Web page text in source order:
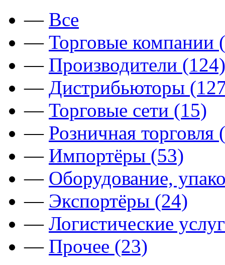
— Все
— Торговые компании
— Производители (124)
— Дистрибьюторы
— Торговые сети (15)
— Розничная торговля
— Импортёры (53)
— Оборудование,
— Экспортёры (24)
— Логистические
— Прочее (23)